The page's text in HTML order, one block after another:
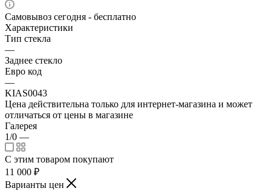
Самовывоз сегодня - бесплатно
Характеристики
Тип стекла
—
Заднее стекло
Евро код
—
KIAS0043
Цена действительна только для интернет-магазина и может
отличаться от цены в магазине
Галерея
1/0 —
С этим товаром покупают
11 000 ₽
Варианты цен